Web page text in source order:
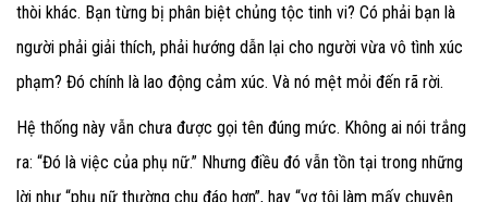
thòi khác. Bạn từng bị phân biệt chủng tộc tinh vi? Có phải bạn là
người phải giải thích, phải hướng dẫn lại cho người vừa vô tình xúc
phạm? Đó chính là lao động cảm xúc. Và nó mệt mỏi đến rã rời.
Hệ thống này vẫn chưa được gọi tên đúng mức. Không ai nói trắng
ra: “Đó là việc của phụ nữ.” Nhưng điều đó vẫn tồn tại trong những
lời như “phụ nữ thường chu đáo hơn”, hay “vợ tôi làm mấy chuyện